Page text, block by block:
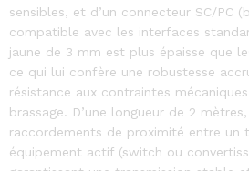
sensibles, et d’un connecteur SC/PC
compatible avec les interfaces
jaune de 3 mm est plus épaisse que
ce qui lui confère une robustesse
résistance aux contraintes
brassage. D’une longueur de 2
raccordements de proximité entre un
équipement actif (switch ou